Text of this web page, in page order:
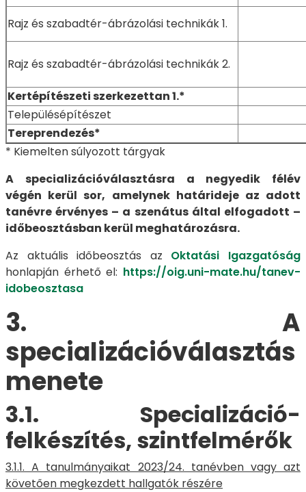
Rajz és szabadtér-ábrázolási technikák 1.
Rajz és szabadtér-ábrázolási technikák 2.
Kertépítészeti szerkezettan 1.*
Településépítészet
Tereprendezés*
* Kiemelten súlyozott tárgyak
A specializációválasztásra a negyedik félév
végén kerül sor, amelynek határideje az adott
tanévre érvényes – a szenátus által elfogadott –
időbeosztásban kerül meghatározásra.
Az aktuális időbeosztás az Oktatási Igazgatóság
honlapján érhető el: https://oig.uni-mate.hu/tanev-
idobeosztasa
3. A
specializációválasztás
menete
3.1. Specializáció-
felkészítés, szintfelmérők
3.1.1. A tanulmányaikat 2023/24. tanévben vagy azt
követően megkezdett hallgatók részére